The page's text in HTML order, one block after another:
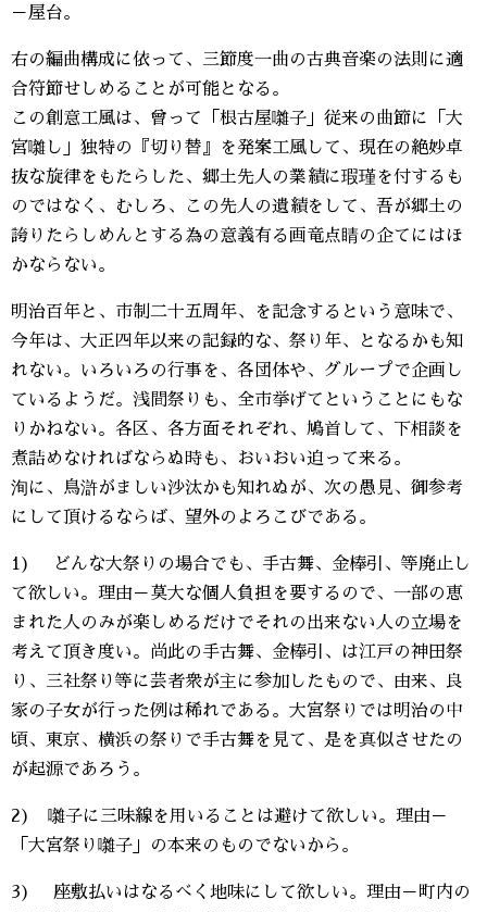
－屋台。
右の編曲構成に依って、三節度一曲の古典音楽の法則に適
合符節せしめることが可能となる。
この創意工風は、曾って「根古屋囃子」従来の曲節に「大
宮囃し」独特の『切り替』を発案工風して、現在の絶妙卓
抜な旋律をもたらした、郷土先人の業績に瑕瑾を付するも
のではなく、むしろ、この先人の遺績をして、吾が郷土の
誇りたらしめんとする為の意義有る画竜点睛の企てにはほ
かならない。
明治百年と、市制二十五周年、を記念するという意味で、
今年は、大正四年以来の記録的な、祭り年、となるかも知
れない。いろいろの行事を、各団体や、グループで企画し
ているようだ。浅間祭りも、全市挙げてということにもな
りかねない。各区、各方面それぞれ、鳩首して、下相談を
煮詰めなければならぬ時も、おいおい迫って来る。
洵に、鳥滸がましい沙汰かも知れぬが、次の愚見、御参考
にして頂けるならば、望外のよろこびである。
1) どんな大祭りの場合でも、手古舞、金棒引、等廃止し
て欲しい。理由－莫大な個人負担を要するので、一部の恵
まれた人のみが楽しめるだけでそれの出来ない人の立場を
考えて頂き度い。尚此の手古舞、金棒引、は江戸の神田祭
り、三社祭り等に芸者衆が主に参加したもので、由来、良
家の子女が行った例は稀れである。大宮祭りでは明治の中
頃、東京、横浜の祭りで手古舞を見て、是を真似させたの
が起源であろう。
2) 囃子に三味線を用いることは避けて欲しい。理由－
「大宮祭り囃子」の本来のものでないから。
3) 座敷払いはなるべく地味にして欲しい。理由－町内の